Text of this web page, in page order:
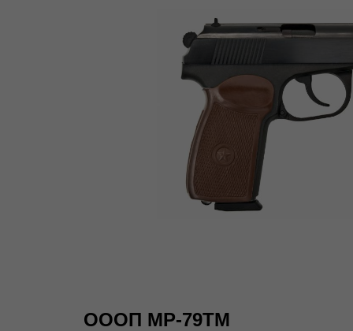
ОООП МР-79ТМ